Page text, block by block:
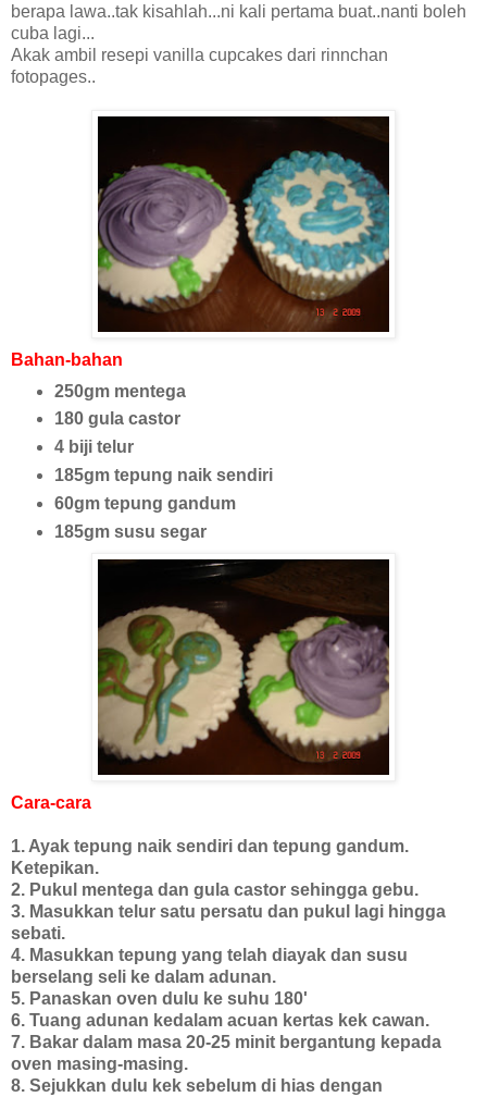
berapa lawa..tak kisahlah...ni kali pertama buat..nanti boleh
cuba lagi...
Akak ambil resepi vanilla cupcakes dari rinnchan
fotopages..
Bahan-bahan
250gm mentega
180 gula castor
4 biji telur
185gm tepung naik sendiri
60gm tepung gandum
185gm susu segar
Cara-cara
1. Ayak tepung naik sendiri dan tepung gandum.
Ketepikan.
2. Pukul mentega dan gula castor sehingga gebu.
3. Masukkan telur satu persatu dan pukul lagi hingga
sebati.
4. Masukkan tepung yang telah diayak dan susu
berselang seli ke dalam adunan.
5. Panaskan oven dulu ke suhu 180'
6. Tuang adunan kedalam acuan kertas kek cawan.
7. Bakar dalam masa 20-25 minit bergantung kepada
oven masing-masing.
8. Sejukkan dulu kek sebelum di hias dengan